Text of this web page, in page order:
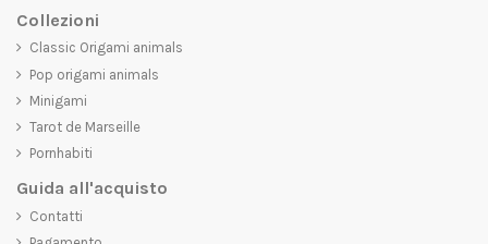
Collezioni
Classic Origami animals
Pop origami animals
Minigami
Tarot de Marseille
Pornhabiti
Guida all'acquisto
Contatti